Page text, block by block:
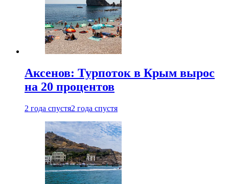
Аксенов: Турпоток в Крым вырос
на 20 процентов
2 года спустя2 года спустя